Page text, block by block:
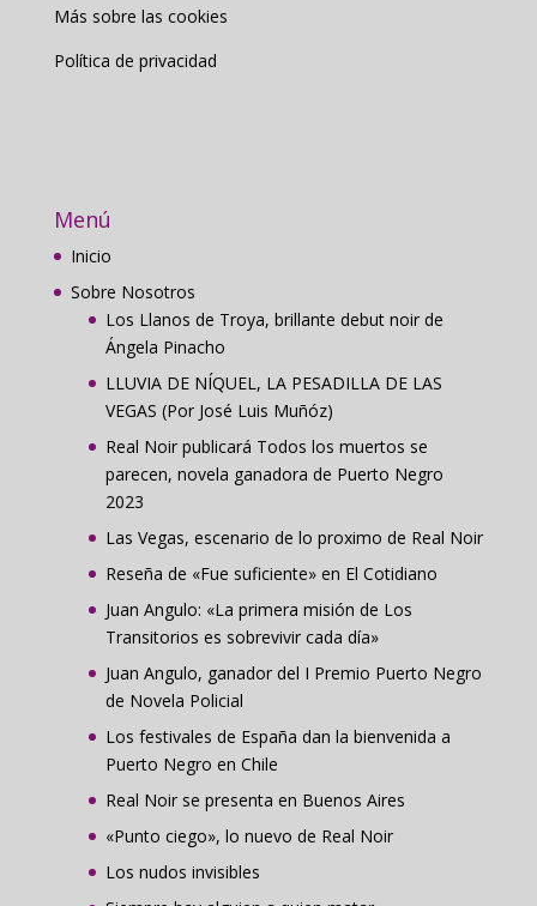
Más sobre las cookies
Política de privacidad
Menú
Inicio
Sobre Nosotros
Los Llanos de Troya, brillante debut noir de
Ángela Pinacho
LLUVIA DE NÍQUEL, LA PESADILLA DE LAS
VEGAS (Por José Luis Muñóz)
Real Noir publicará Todos los muertos se
parecen, novela ganadora de Puerto Negro
2023
Las Vegas, escenario de lo proximo de Real Noir
Reseña de «Fue suficiente» en El Cotidiano
Juan Angulo: «La primera misión de Los
Transitorios es sobrevivir cada día»
Juan Angulo, ganador del I Premio Puerto Negro
de Novela Policial
Los festivales de España dan la bienvenida a
Puerto Negro en Chile
Real Noir se presenta en Buenos Aires
«Punto ciego», lo nuevo de Real Noir
Los nudos invisibles